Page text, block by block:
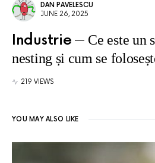
DAN PAVELESCU
JUNE 26, 2025
Industrie
Ce este un
nesting și cum se
219 VIEWS
YOU MAY ALSO LIKE